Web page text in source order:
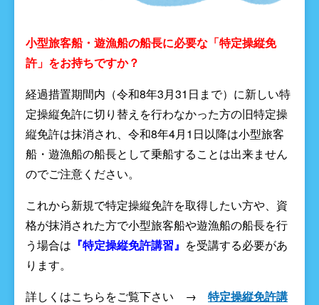
小型旅客船・遊漁船の船長に必要な「特定操縦免
許」をお持ちですか？
経過措置期間内（令和8年3月31日まで）に新しい特
定操縦免許に切り替えを行わなかった方の旧特定操
縦免許は抹消され、令和8年4月1日以降は小型旅客
船・遊漁船の船長として乗船することは出来ません
のでご注意ください。
これから新規で特定操縦免許を取得したい方や、資
格が抹消された方で小型旅客船や遊漁船の船長を行
う場合は 『特定操縦免許講習』 を受講する必要があ
ります。
詳しくはこちらをご覧下さい → 特定操縦免許講